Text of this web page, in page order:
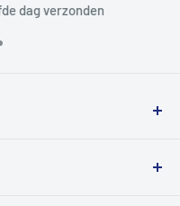
dag verzonden